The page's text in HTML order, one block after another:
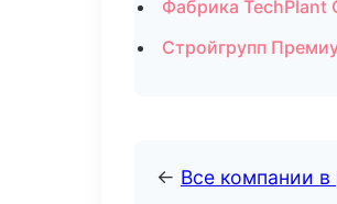
Фабрика
Стройгрупп
← Все компании